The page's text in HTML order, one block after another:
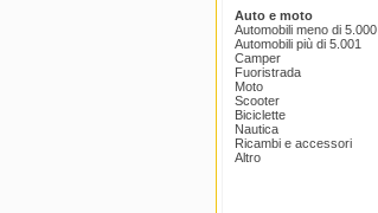
Auto e moto
Automobili meno di 5.000
Automobili più di 5.001
Camper
Fuoristrada
Moto
Scooter
Biciclette
Nautica
Ricambi e accessori
Altro